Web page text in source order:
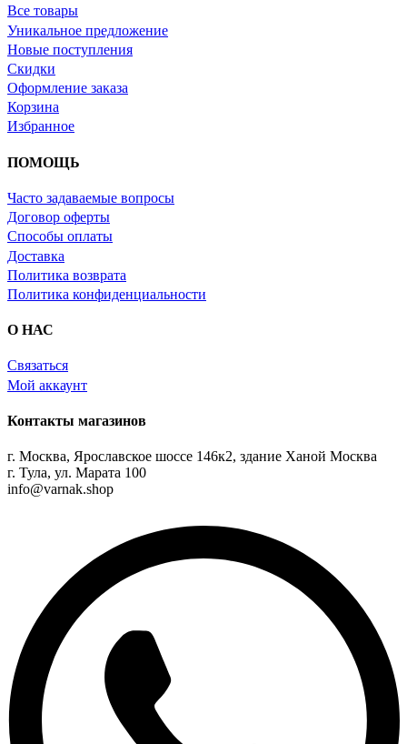
Все товары
Уникальное предложение
Новые поступления
Скидки
Оформление заказа
Корзина
Избранное
ПОМОЩЬ
Часто задаваемые вопросы
Договор оферты
Способы оплаты
Доставка
Политика возврата
Политика конфиденциальности
О НАС
Связаться
Мой аккаунт
Контакты магазинов
г. Москва, Ярославское шоссе 146к2, здание Ханой Москва
г. Тула, ул. Марата 100
info@varnak.shop